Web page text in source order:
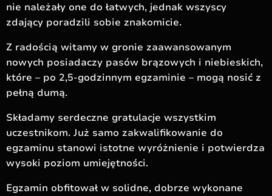
nie należały one do łatwych, jednak wszyscy
zdający poradzili sobie znakomicie.
Z radością witamy w gronie zaawansowanym
nowych posiadaczy pasów brązowych i niebieskich,
które – po 2,5-godzinnym egzaminie – mogą nosić z
pełną dumą.
Składamy serdeczne gratulacje wszystkim
uczestnikom. Już samo zakwalifikowanie do
egzaminu stanowi istotne wyróżnienie i potwierdza
wysoki poziom umiejętności.
Egzamin obfitował w solidne, dobrze wykonane